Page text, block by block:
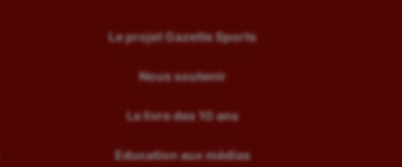
Le projet Gazette Sports
Nous soutenir
Le livre des 10 ans
Education aux médias